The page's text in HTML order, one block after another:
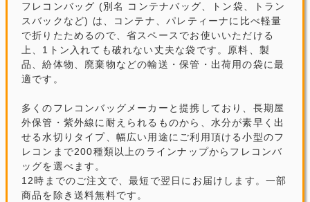
フレコンバッグ (別名 コンテナバッグ、トン袋、トラン
スバックなど) は、コンテナ、パレティーナに比べ軽量
で折りたためるので、省スペースでお使いいただける
上、1トン入れても破れない丈夫な袋です。原料、製
品、紛体物、廃棄物などの輸送・保管・出荷用の袋に最
適です。
多くのフレコンバッグメーカーと提携しており、長期屋
外保管・紫外線に耐えられるものから、水分が素早く出
せる水切りタイプ、幅広い用途にご利用頂ける小型のフ
レコンまで200種類以上のラインナップからフレコンバ
ッグを選べます。
12時までのご注文で、最短で翌日にお届けします。一部
商品を除き送料無料です。